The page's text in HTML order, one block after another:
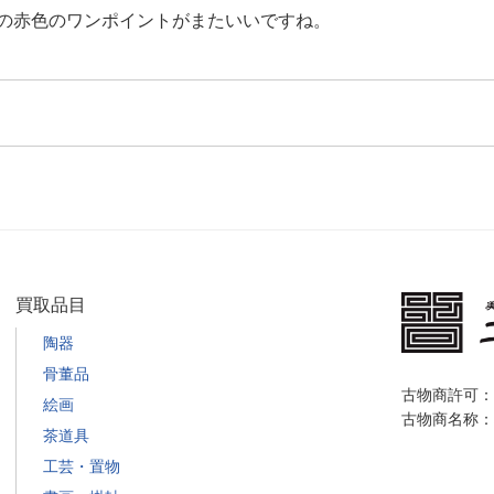
色のワンポイントがまたいいですね。
買取品目
陶器
骨董品
絵画
茶道具
工芸・置物
古物商許可
古物商名称